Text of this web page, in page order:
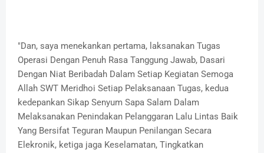
"Dan, saya menekankan pertama, laksanakan Tugas
Operasi Dengan Penuh Rasa Tanggung Jawab, Dasari
Dengan Niat Beribadah Dalam Setiap Kegiatan Semoga
Allah SWT Meridhoi Setiap Pelaksanaan Tugas, kedua
kedepankan Sikap Senyum Sapa Salam Dalam
Melaksanakan Penindakan Pelanggaran Lalu Lintas Baik
Yang Bersifat Teguran Maupun Penilangan Secara
Elekronik, ketiga jaga Keselamatan, Tingkatkan